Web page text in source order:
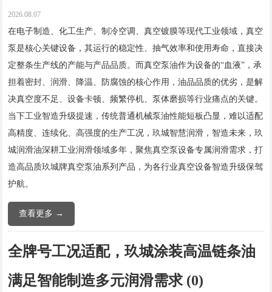
2026.08.07
在电子制造、化工生产、制冷空调、真空镀膜等现代工业领域，真空
泵是核心关键设备，其运行的稳定性、抽气效率和使用寿命，直接决
定整条生产线的产能与产品品质。而真空泵油作为设备的“血液”，承
担着密封、润滑、降温、防腐蚀的核心作用，油品品质的优劣，是解
决真空度不足、设备卡顿、频繁停机、泵体磨损等行业痛点的关键。
当下工业智造升级提速，传统普通机械泵油性能短板凸显，难以适配
高精度、连续化、高强度的生产工况，玖城智慧润滑，智造未来，玖
城润滑油深耕工业润滑领域多年，聚焦真空泵设备专属润滑需求，打
造高品质玖城牌真空泵油系列产品，为各行业真空设备智造升级保驾
护航。
查看更多 →
全牌号工况适配，玖城涂装高温链条油
满足智能制造多元润滑需求 (0)